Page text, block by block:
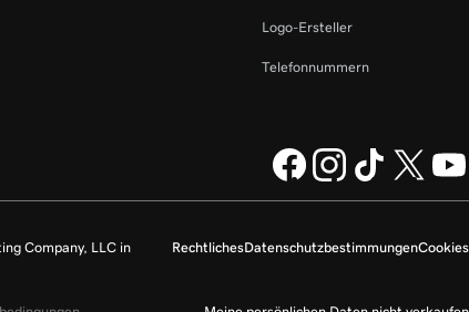
Logo-Ersteller
Telefonnummern
RechtlichesDatenschutzbestimmungenCookies
Company, LLC in